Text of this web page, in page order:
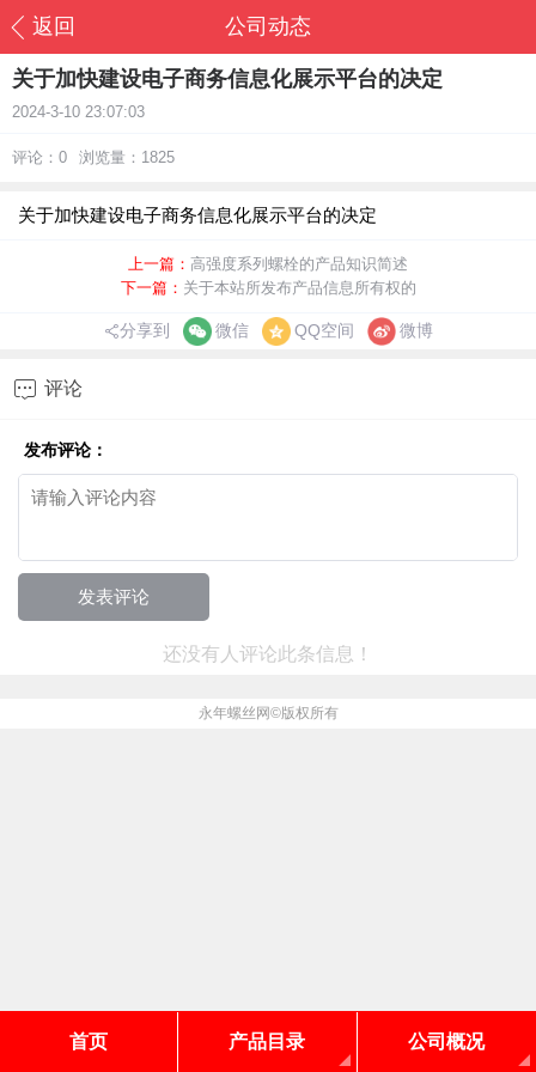
返回 公司动态
关于加快建设电子商务信息化展示平台的决定
2024-3-10 23:07:03
评论：0 浏览量：1825
关于加快建设电子商务信息化展示平台的决定
上一篇： 高强度系列螺栓的产品知识简述
下一篇： 关于本站所发布产品信息所有权的
分享到 微信 QQ空间 微博
 评论
发布评论：
还没有人评论此条信息！
首页 产品目录 公司概况
永年螺丝网©版权所有